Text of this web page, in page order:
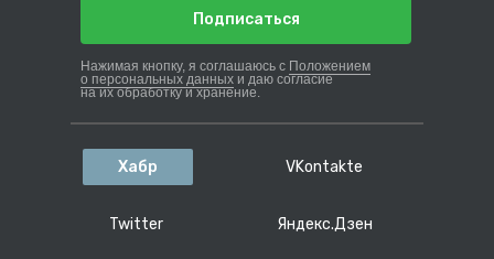
Twitter
VKontakte
Яндекс.Дзен
Хабр
Подписаться
Нажимая кнопку, я соглашаюсь с Положением
о персональных данных и даю согласие
на их обработку и хранение.